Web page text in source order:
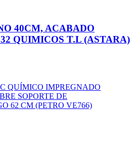
40CM, ACABADO
QUIMICOS T.L (ASTARA)